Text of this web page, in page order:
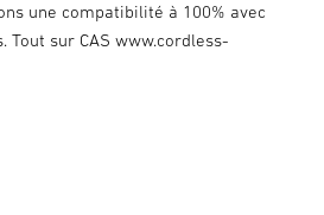
une compatibilité à 100% avec
Tout sur CAS www.cordless-